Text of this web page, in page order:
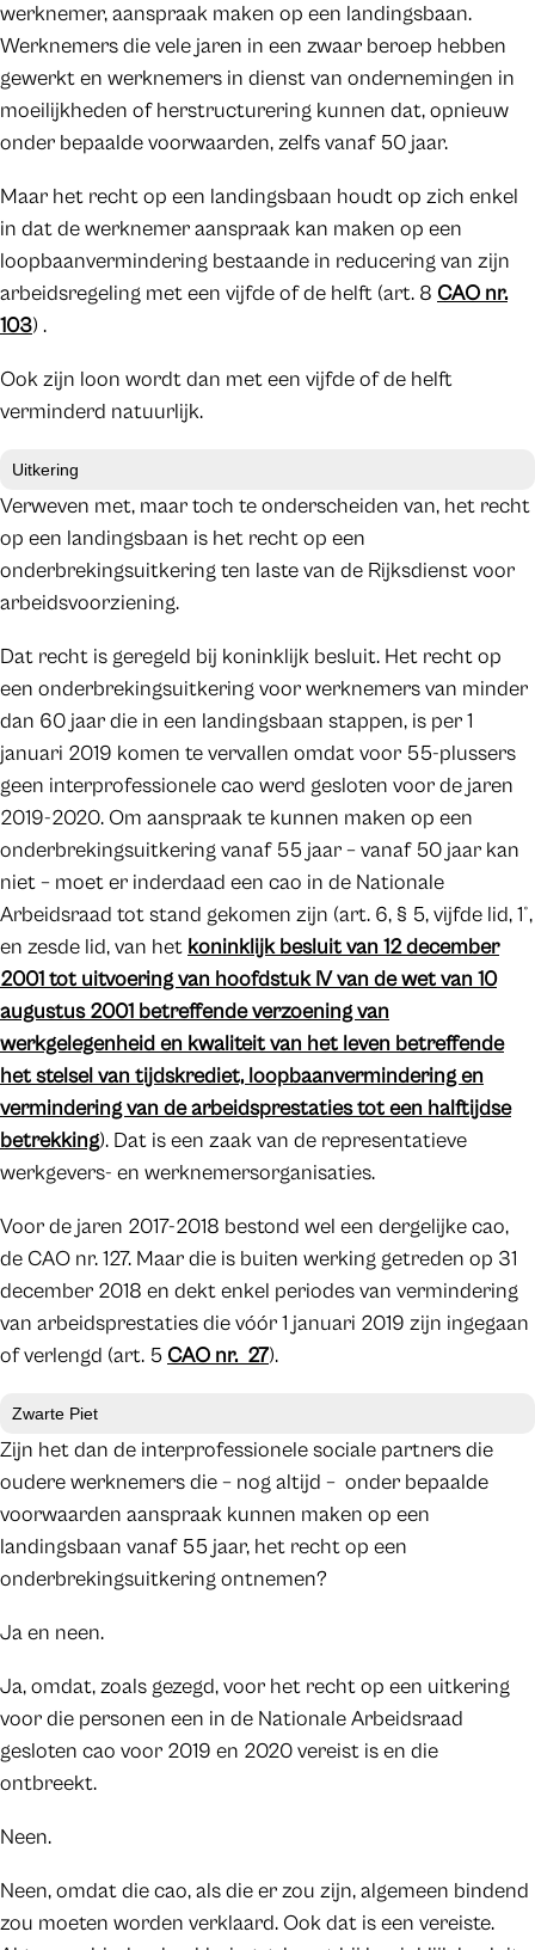
werknemer, aanspraak maken op een landingsbaan.
Werknemers die vele jaren in een zwaar beroep hebben
gewerkt en werknemers in dienst van ondernemingen in
moeilijkheden of herstructurering kunnen dat, opnieuw
onder bepaalde voorwaarden, zelfs vanaf 50 jaar.
Maar het recht op een landingsbaan houdt op zich enkel
in dat de werknemer aanspraak kan maken op een
loopbaanvermindering bestaande in reducering van zijn
arbeidsregeling met een vijfde of de helft (art. 8 CAO nr.
103) .
Ook zijn loon wordt dan met een vijfde of de helft
verminderd natuurlijk.
Uitkering
Verweven met, maar toch te onderscheiden van, het recht
op een landingsbaan is het recht op een
onderbrekingsuitkering ten laste van de Rijksdienst voor
arbeidsvoorziening.
Dat recht is geregeld bij koninklijk besluit. Het recht op
een onderbrekingsuitkering voor werknemers van minder
dan 60 jaar die in een landingsbaan stappen, is per 1
januari 2019 komen te vervallen omdat voor 55-plussers
geen interprofessionele cao werd gesloten voor de jaren
2019-2020. Om aanspraak te kunnen maken op een
onderbrekingsuitkering vanaf 55 jaar – vanaf 50 jaar kan
niet – moet er inderdaad een cao in de Nationale
Arbeidsraad tot stand gekomen zijn (art. 6, § 5, vijfde lid, 1°,
en zesde lid, van het koninklijk besluit van 12 december
2001 tot uitvoering van hoofdstuk IV van de wet van 10
augustus 2001 betreffende verzoening van
werkgelegenheid en kwaliteit van het leven betreffende
het stelsel van tijdskrediet, loopbaanvermindering en
vermindering van de arbeidsprestaties tot een halftijdse
betrekking). Dat is een zaak van de representatieve
werkgevers- en werknemersorganisaties.
Voor de jaren 2017-2018 bestond wel een dergelijke cao,
de CAO nr. 127. Maar die is buiten werking getreden op 31
december 2018 en dekt enkel periodes van vermindering
van arbeidsprestaties die vóór 1 januari 2019 zijn ingegaan
of verlengd (art. 5 CAO nr. 27).
Zwarte Piet
Zijn het dan de interprofessionele sociale partners die
oudere werknemers die – nog altijd – onder bepaalde
voorwaarden aanspraak kunnen maken op een
landingsbaan vanaf 55 jaar, het recht op een
onderbrekingsuitkering ontnemen?
Ja en neen.
Ja, omdat, zoals gezegd, voor het recht op een uitkering
voor die personen een in de Nationale Arbeidsraad
gesloten cao voor 2019 en 2020 vereist is en die
ontbreekt.
Neen.
Neen, omdat die cao, als die er zou zijn, algemeen bindend
zou moeten worden verklaard. Ook dat is een vereiste.